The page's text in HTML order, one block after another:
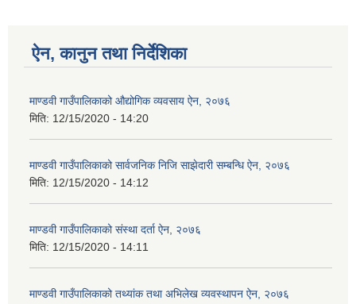
ऐन, कानुन तथा निर्देशिका
माण्डवी गाउँपालिकाको औद्योगिक व्यवसाय ऐन, २०७६
मिति: 12/15/2020 - 14:20
माण्डवी गाउँपालिकाको सार्वजनिक निजि साझेदारी सम्बन्धि ऐन, २०७६
मिति: 12/15/2020 - 14:12
माण्डवी गाउँपालिकाको संस्था दर्ता ऐन, २०७६
मिति: 12/15/2020 - 14:11
माण्डवी गाउँपालिकाको तथ्यांक तथा अभिलेख व्यवस्थापन ऐन, २०७६